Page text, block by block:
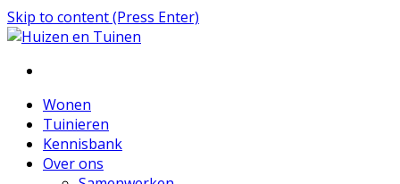
Skip to content (Press Enter)
Huizen en Tuinen
Inspiratie voor wonen en tuinieren
Wonen
Tuinieren
Kennisbank
Over ons